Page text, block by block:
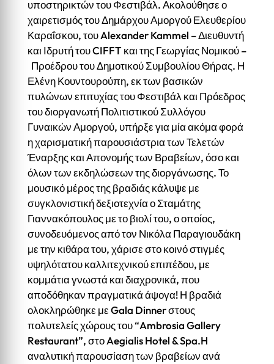
υποστηρικτών του Φεστιβάλ. Ακολούθησε ο
χαιρετισμός του Δημάρχου Αμοργού Ελευθερίου
Καραΐσκου, του Alexander Kammel – Διευθυντή
και Ιδρυτή του CIFFT και της Γεωργίας Νομικού –
Προέδρου του Δημοτικού Συμβουλίου Θήρας. Η
Ελένη Κουντουρούπη, εκ των βασικών
πυλώνων επιτυχίας του Φεστιβάλ και Πρόεδρος
του διοργανωτή Πολιτιστικού Συλλόγου
Γυναικών Αμοργού, υπήρξε για μία ακόμα φορά
η χαρισματική παρουσιάστρια των Τελετών
Έναρξης και Απονομής των Βραβείων, όσο και
όλων των εκδηλώσεων της διοργάνωσης. Το
μουσικό μέρος της βραδιάς κάλυψε με
συγκλονιστική δεξιοτεχνία ο Σταμάτης
Γιαννακόπουλος με το βιολί του, ο οποίος,
συνοδευόμενος από τον Νικόλα Παραγιουδάκη
με την κιθάρα του, χάρισε στο κοινό στιγμές
υψηλότατου καλλιτεχνικού επιπέδου, με
κομμάτια γνωστά και διαχρονικά, που
αποδόθηκαν πραγματικά άψογα! Η βραδιά
ολοκληρώθηκε με Gala Dinner στους
πολυτελείς χώρους του “Ambrosia Gallery
Restaurant”, στο Aegialis Hotel & Spa.H
αναλυτική παρουσίαση των βραβείων ανά